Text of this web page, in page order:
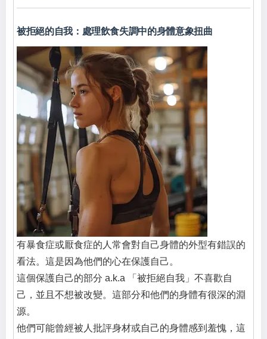
被拒絕的自我：處理飲食失調中的身體意象扭曲
有暴食症或厭食症的人常會對自己身體的外型有錯誤的
看法。這是因為他們的心在保護自己。
這個保護自己的部分 a.k.a 「被拒絕自我」不喜歡自
己，並且不想被改變。這部分和他們的身體有很深的淵
源。
他們可能曾經被人批評身材或自己的身體感到羞愧，這